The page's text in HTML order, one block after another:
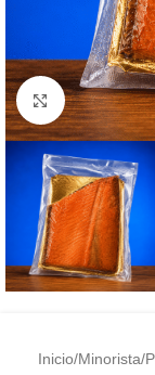
Clic para
Inicio/Minorista/